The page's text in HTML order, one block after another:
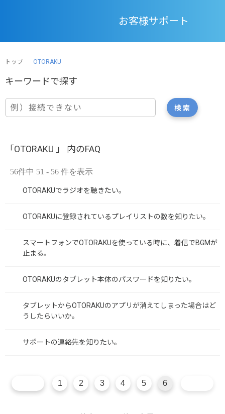
お客様サポート
トップ OTORAKU
「OTORAKU 」 内のFAQ
56件中 51 - 56 件を表示
OTORAKUでラジオを聴きたい。
OTORAKUに登録されているプレイリストの数を知りたい。
スマートフォンでOTORAKUを使っている時に、着信でBGMが
止まる。
OTORAKUのタブレット本体のパスワードを知りたい。
タブレットからOTORAKUのアプリが消えてしまった場合はど
うしたらいいか。
サポートの連絡先を知りたい。
1 2 3 4 5 6